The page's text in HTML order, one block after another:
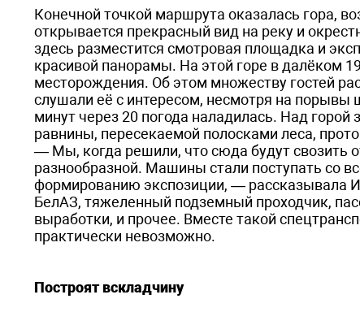
Конечной точкой маршрута оказалась гора,
открывается прекрасный вид на реку и
здесь разместится смотровая площадка и
красивой панорамы. На этой горе в далёком
месторождения. Об этом множеству гостей
слушали её с интересом, несмотря на
минут через 20 погода наладилась. Над
равнины, пересекаемой полосками леса,
— Мы, когда решили, что сюда будут свозить
разнообразной. Машины стали поступать со
формированию экспозиции, — рассказывала
БелАЗ, тяжеленный подземный проходчик,
выработки, и прочее. Вместе такой
практически невозможно.
Построят вскладчину